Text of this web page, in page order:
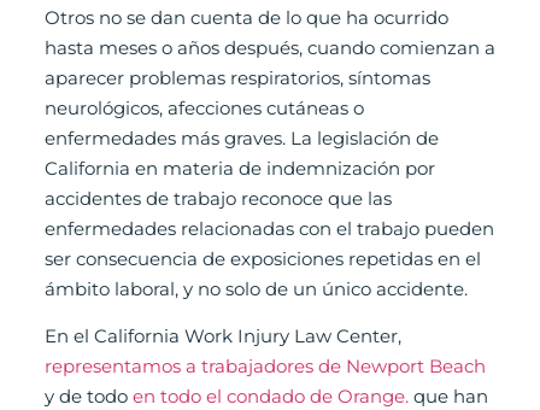
Otros no se dan cuenta de lo que ha ocurrido
hasta meses o años después, cuando comienzan a
aparecer problemas respiratorios, síntomas
neurológicos, afecciones cutáneas o
enfermedades más graves. La legislación de
California en materia de indemnización por
accidentes de trabajo reconoce que las
enfermedades relacionadas con el trabajo pueden
ser consecuencia de exposiciones repetidas en el
ámbito laboral, y no solo de un único accidente.
En el California Work Injury Law Center,
representamos a trabajadores de Newport Beach
y de todo en todo el condado de Orange.que han